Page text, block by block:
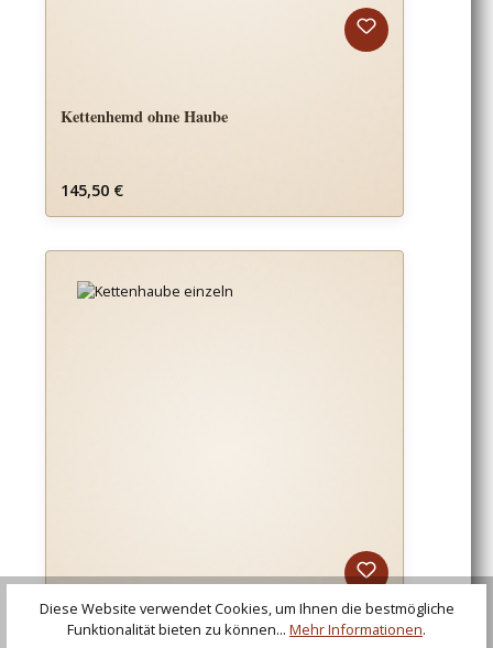
Kettenhemd ohne Haube
Regulärer Preis:
145,50 €
Diese Website verwendet Cookies, um Ihnen die bestmögliche
Funktionalität bieten zu können... Mehr Informationen.